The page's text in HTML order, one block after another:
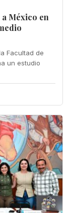
México en
Facultad de
un estudio